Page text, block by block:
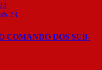
23
COMANDO DOS SUB-